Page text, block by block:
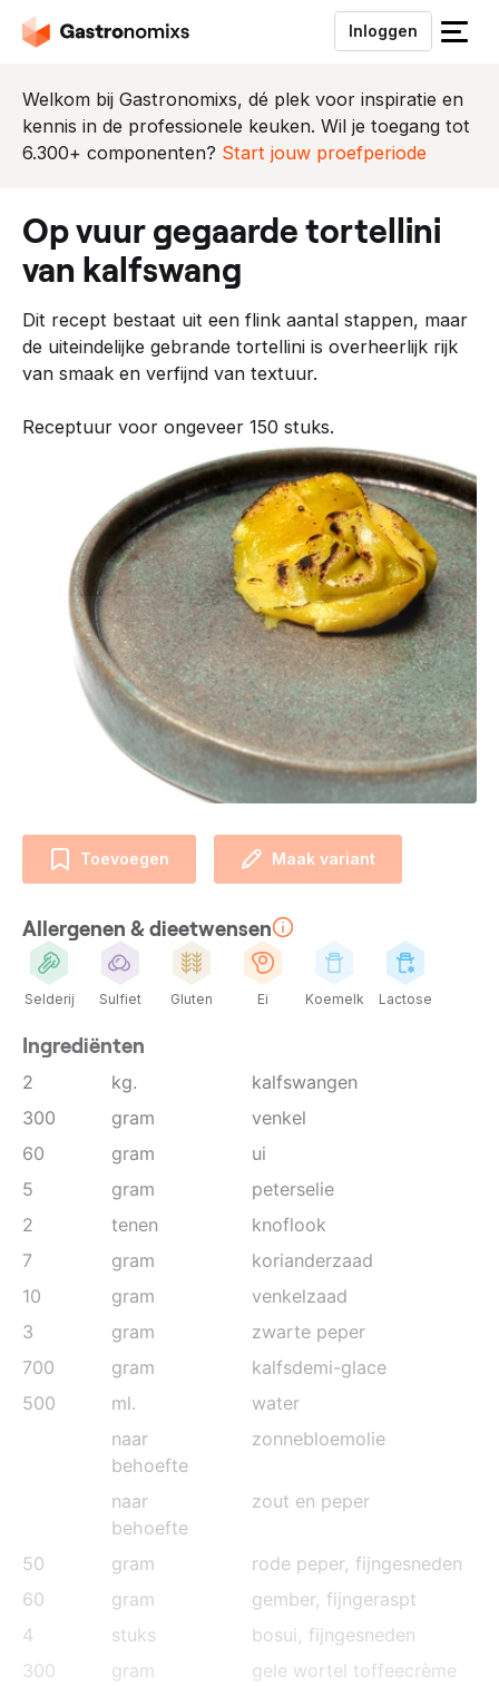
Inloggen
S
u
i
t
u
Welkom bij Gastronomixs, dé plek voor inspiratie en
kennis in de professionele keuken. Wil je toegang tot
6.300+ componenten? Start jouw proefperiode
op vuur gegaarde tortellini
van kalfswang
Dit recept bestaat uit een flink aantal stappen, maar
de uiteindelijke gebrande tortellini is overheerlijk rijk
van smaak en verfijnd van textuur.
Receptuur voor ongeveer 150 stuks.
Toevoegen Maak variant
Allergenen & dieetwensen
Selderij Sulfiet Gluten Ei Koemelk Lactose
Ingrediënten
2 kg.
kalfswangen
300
gram
venkel
60
gram
ui
5
gram
peterselie
2
tenen
knoflook
7
gram
korianderzaad
10
gram
venkelzaad
3
gram
zwarte peper
700
gram
kalfsdemi-glace
500
ml.
water
naar
behoefte
zonnebloemolie
naar
behoefte
zout en peper
50 gram rode peper, fijngesneden
60
gram gember, fijngeraspt
4
stuks bosui , fijngesneden
300
gram
gele wortel toffeecrème